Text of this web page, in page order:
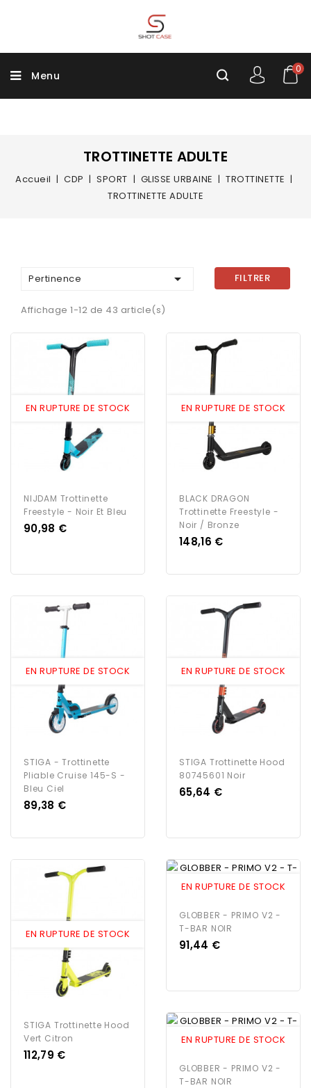
Menu
0
TROTTINETTE ADULTE
Accueil CDP SPORT GLISSE URBAINE
TROTTINETTE
TROTTINETTE ADULTE
Pertinence  FILTRER
Affichage 1-12 de 43 article(s)
EN RUPTURE DE STOCK
NIJDAM Trottinette
Freestyle - Noir Et Bleu
Prix
90,98 €
EN RUPTURE DE STOCK
BLACK DRAGON
Trottinette Freestyle -
Noir / Bronze
Prix
148,16 €
EN RUPTURE DE STOCK
STIGA - Trottinette
Pliable Cruise 145-S -
Bleu Ciel
Prix
89,38 €
EN RUPTURE DE STOCK
STIGA Trottinette Hood
80745601 Noir
Prix
65,64 €
EN RUPTURE DE STOCK
STIGA Trottinette Hood
Vert Citron
Prix
112,79 €
EN RUPTURE DE STOCK
GLOBBER - PRIMO V2 -
T-BAR NOIR
Prix
91,44 €
EN RUPTURE DE STOCK
GLOBBER - PRIMO V2 -
T-BAR NOIR